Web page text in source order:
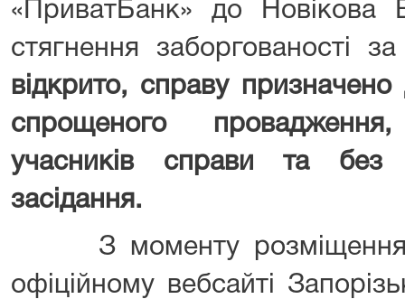
«ПриватБанк» до Новікова
стягнення заборгованості
відкрито, справу
спрощеного
учасників справи та без
засідання.
З моменту розміщення
офіційному вебсайті